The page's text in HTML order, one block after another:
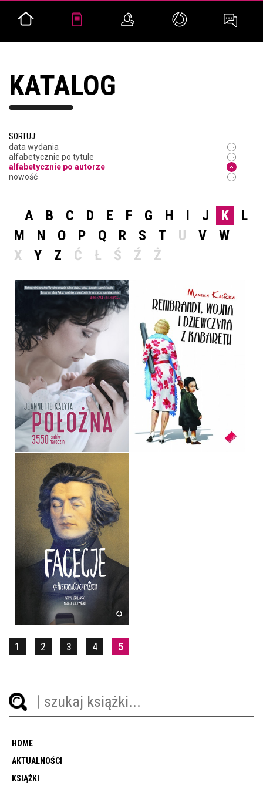
KATALOG
SORTUJ:
data wydania
alfabetycznie po tytule
alfabetycznie po autorze
nowość
A B C D E F G H I J K
L
M
N O P Q R S T U V
W
X
Y Z Ć Ł Ś Ź Ż
POŁOŻNA
JEANNETTE KALYTA
OPRAWA TWARDA
39,90 ZŁ
REMBRANDT, WOJNA I
DZIEWCZYNA Z
KABARETU
MANULA KALICKA
OPRAWA MIĘKKA
32,90 ZŁ
FACECJE
PATRYK BRYLIŃSKI, MACIEJ
KACZYŃSKI
OPRAWA MIĘKKA
39,90 ZŁ
1 2 3 4 5
HOME
AKTUALNOŚCI
KSIĄŻKI